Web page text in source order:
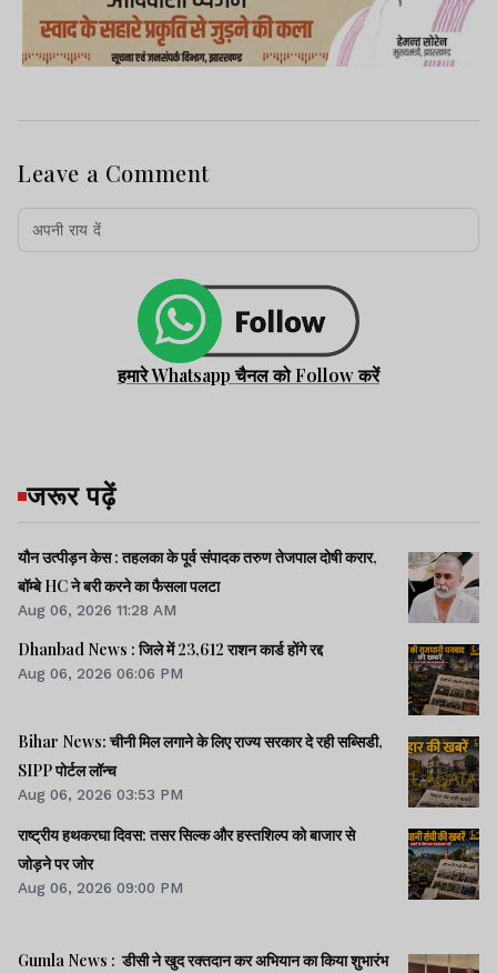
Leave a Comment
हमारे Whatsapp चैनल को Follow करें
जरूर पढ़ें
यौन उत्पीड़न केस : तहलका के पूर्व संपादक तरुण तेजपाल दोषी करार,
बॉम्बे HC ने बरी करने का फैसला पलटा
Aug 06, 2026 11:28 AM
Dhanbad News : जिले में 23,612 राशन कार्ड होंगे रद्द
Aug 06, 2026 06:06 PM
Bihar News: चीनी मिल लगाने के लिए राज्य सरकार दे रही सब्सिडी,
SIPP पोर्टल लॉन्च
Aug 06, 2026 03:53 PM
राष्ट्रीय हथकरघा दिवस: तसर सिल्क और हस्तशिल्प को बाजार से
जोड़ने पर जोर
Aug 06, 2026 09:00 PM
Gumla News : डीसी ने खुद रक्तदान कर अभियान का किया शुभारंभ